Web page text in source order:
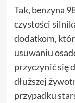
Tak, benzyna
czystości
dodatkom,
usuwaniu
przyczynić się
dłuższej
przypadku